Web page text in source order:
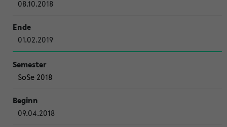
08.10.2018
01.02.2019
SoSe 2018
09.04.2018